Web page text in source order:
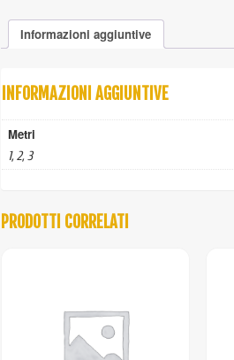
bracci
quantità
Informazioni aggiuntive
INFORMAZIONI AGGIUNTIVE
Metri
1, 2, 3
PRODOTTI CORRELATI